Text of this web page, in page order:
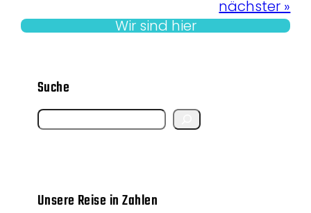
nächster »
Wir sind hier
Suche
S
rUnsere Reise in Zahlen